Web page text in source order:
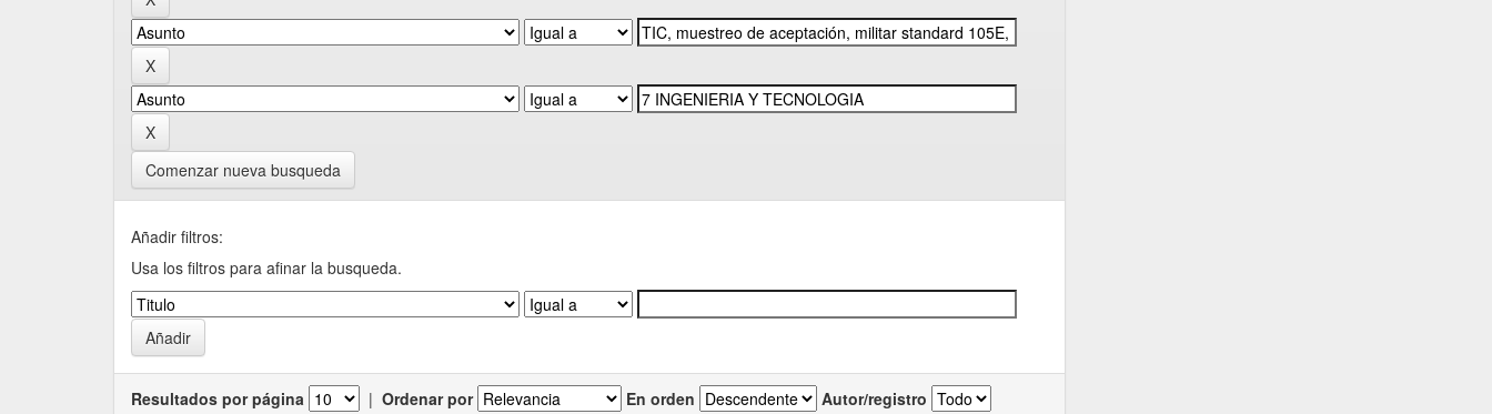
Comenzar nueva busqueda
Añadir filtros:
Usa los filtros para afinar la busqueda.
Resultados por página | Ordenar por En orden Autor/registro